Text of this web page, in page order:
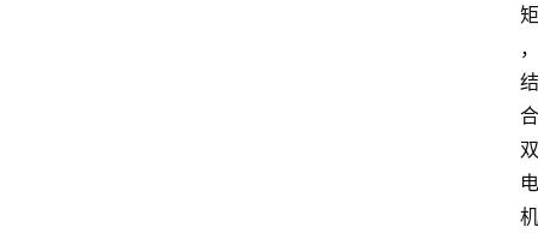
矩
，
结
合
双
电
机